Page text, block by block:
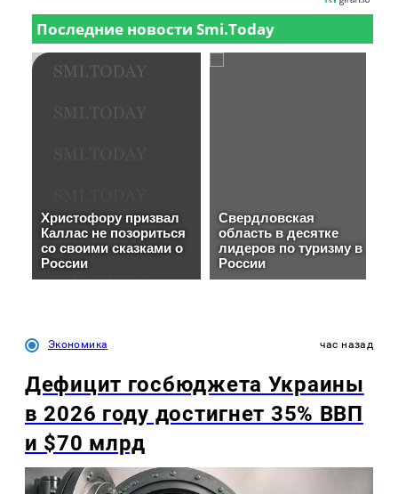
Экономика час назад
Дефицит госбюджета Украины
в 2026 году достигнет 35% ВВП
и $70 млрд